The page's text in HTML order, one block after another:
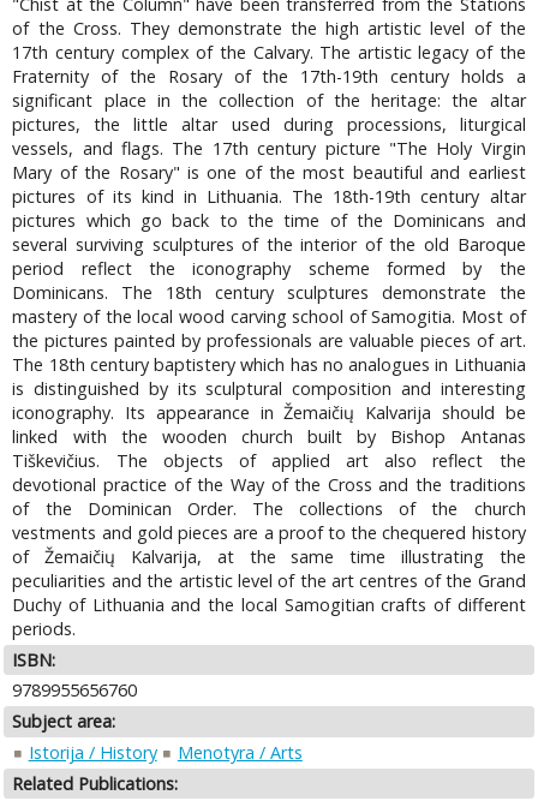
of the Cross. They demonstrate the high artistic level of the
17th century complex of the Calvary. The artistic legacy of the
Fraternity of the Rosary of the 17th-19th century holds a
significant place in the collection of the heritage: the altar
pictures, the little altar used during processions, liturgical
vessels, and flags. The 17th century picture "The Holy Virgin
Mary of the Rosary" is one of the most beautiful and earliest
pictures of its kind in Lithuania. The 18th-19th century altar
pictures which go back to the time of the Dominicans and
several surviving sculptures of the interior of the old Baroque
period reflect the iconography scheme formed by the
Dominicans. The 18th century sculptures demonstrate the
mastery of the local wood carving school of Samogitia. Most of
the pictures painted by professionals are valuable pieces of art.
The 18th century baptistery which has no analogues in Lithuania
is distinguished by its sculptural composition and interesting
iconography. Its appearance in Žemaičių Kalvarija should be
linked with the wooden church built by Bishop Antanas
Tiškevičius. The objects of applied art also reflect the
devotional practice of the Way of the Cross and the traditions
of the Dominican Order. The collections of the church
vestments and gold pieces are a proof to the chequered history
of Žemaičių Kalvarija, at the same time illustrating the
peculiarities and the artistic level of the art centres of the Grand
Duchy of Lithuania and the local Samogitian crafts of different
periods.
ISBN:
9789955656760
Subject area:
Istorija / History
Menotyra / Arts
Related Publications: